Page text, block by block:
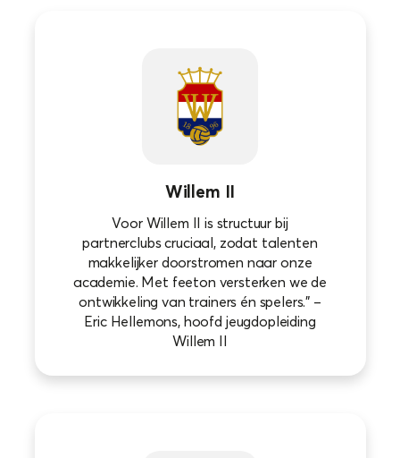
Willem II
Voor Willem II is structuur bij
partnerclubs cruciaal, zodat talenten
makkelijker doorstromen naar onze
academie. Met feeton versterken we de
ontwikkeling van trainers én spelers.” –
Eric Hellemons, hoofd jeugdopleiding
Willem II